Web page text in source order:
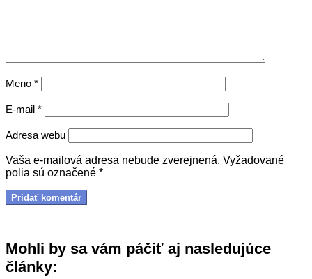
Meno *
E-mail *
Adresa webu
Vaša e-mailová adresa nebude zverejnená. Vyžadované
polia sú označené *
Mohli by sa vám páčiť aj nasledujúce
články: